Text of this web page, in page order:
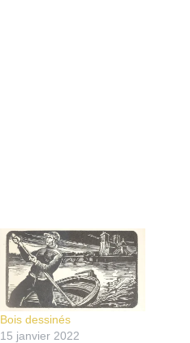
Bois dessinés
15 janvier 2022